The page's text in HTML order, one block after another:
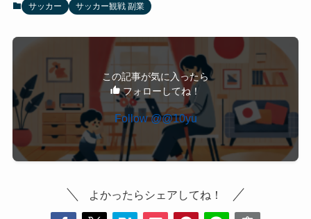
サッカー サッカー観戦 副業
この記事が気に入ったら
フォローしてね！
Follow @@10yu
よかったらシェアしてね！